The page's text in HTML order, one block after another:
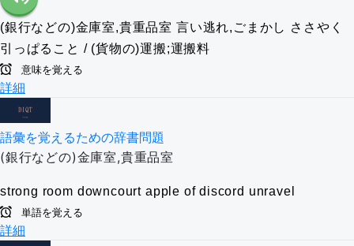
(銀行などの)金庫室,貴重品室 言い逃れ,ごまかし ささやく
引っぱること / (貨物の)運搬;運搬料
意味を覚える
詳細
語彙を覚えるための辞書問題
(銀行などの)金庫室,貴重品室
strong room downcourt apple of discord unravel
単語を覚える
詳細